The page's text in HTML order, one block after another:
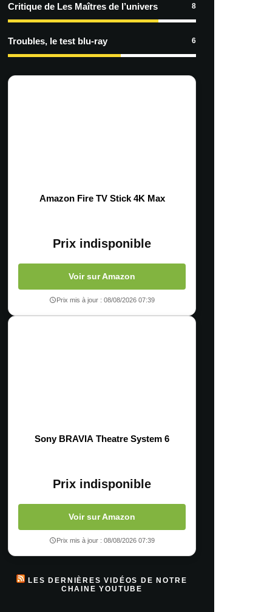
Critique de Les Maîtres de l’univers 8
Troubles, le test blu-ray 6
Amazon Fire TV Stick 4K Max
Prix indisponible
Voir sur Amazon
Prix mis à jour : 08/08/2026 07:39
Sony BRAVIA Theatre System 6
Prix indisponible
Voir sur Amazon
Prix mis à jour : 08/08/2026 07:39
LES DERNIÈRES VIDÉOS DE NOTRE
CHAINE YOUTUBE